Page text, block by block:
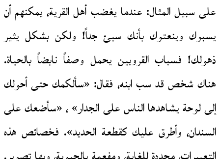
على سبيل المثال: عندما يغضب أهل القرية، يمكنهم أن
يسبوك وينعتوك بأنك سيئ جداً! ولكن بشكل يثير
ذهولك! فسباب القرويين يحمل وصفاً نابضاً بالحياة.
هناك شخص قد سب ابنه، فقال: «سألكمك حتى أحولك
إلى لوحة يشاهدها الناس على الجدار» ، «سأضعك على
السندان، وأطرق عليك كقطعة الحديد». فخصائص هذه